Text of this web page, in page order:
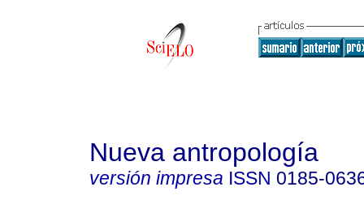
Nueva antropología
versión impresa ISSN 0185-